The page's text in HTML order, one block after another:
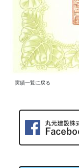
実績一覧に戻る